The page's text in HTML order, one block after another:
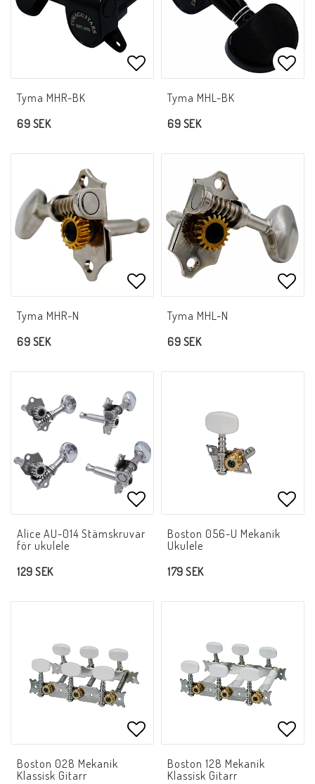
Lägg till i favoritlistan
Tyma MHR-BK
69 SEK
Tyma MHL-BK
69 SEK
Lägg till i favoritlistan
Tyma MHR-N
69 SEK
Tyma MHL-N
69 SEK
Lägg till i favoritlistan
Alice AU-014 Stämskruvar
för ukulele
129 SEK
Boston 056-U Mekanik
Ukulele
179 SEK
Lägg till i favoritlistan
Boston 028 Mekanik
Klassisk Gitarr
Boston 128 Mekanik
Klassisk Gitarr